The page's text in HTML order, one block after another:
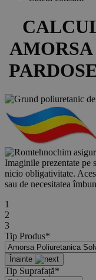
Imaginile prezentate pe
nicio obligativitate.
sau de necesitatea
1
2
3
Tip Produs*
Înainte
Tip Suprafață*